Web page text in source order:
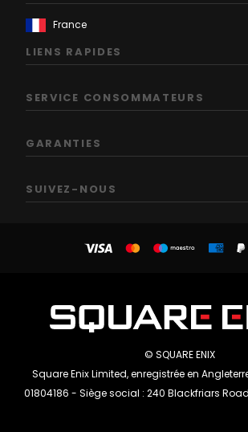
LIENS RAPIDES
SERVICE CONSOMMATEURS
GARANTIES
SUIVEZ-NOUS
© SQUARE ENIX
Square Enix Limited, enregistrée en
01804186 - Siège social : 240 Blackfriars Road,